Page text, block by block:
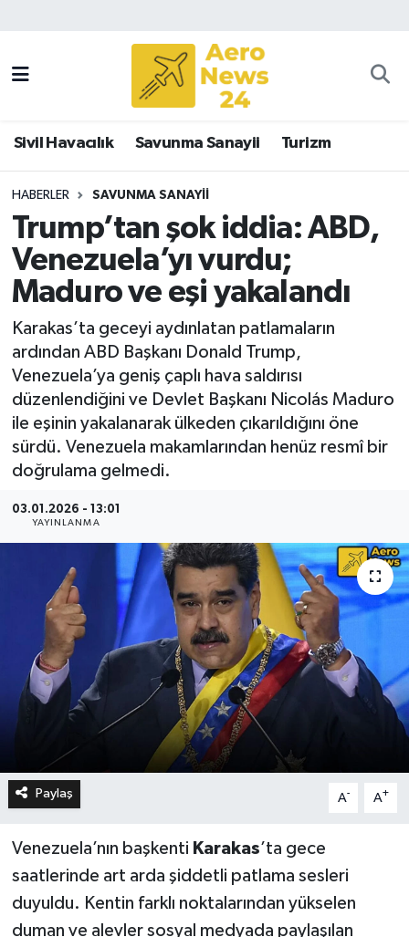
Sivil Havacılık Savunma Sanayii Turizm
HABERLER SAVUNMA SANAYII
Trump’tan şok iddia: ABD,
Venezuela’yı vurdu;
Maduro ve eşi yakalandı
Karakas’ta geceyi aydınlatan patlamaların
ardından ABD Başkanı Donald Trump,
Venezuela’ya geniş çaplı hava saldırısı
düzenlendiğini ve Devlet Başkanı Nicolás Maduro
ile eşinin yakalanarak ülkeden çıkarıldığını öne
sürdü. Venezuela makamlarından henüz resmî bir
doğrulama gelmedi.
03.01.2026 - 13:01
YAYINLANMA
Paylaş A- A+
Venezuela’nın başkenti Karakas’ta gece
saatlerinde art arda şiddetli patlama sesleri
duyuldu. Kentin farklı noktalarından yükselen
duman ve alevler sosyal medyada paylaşılan